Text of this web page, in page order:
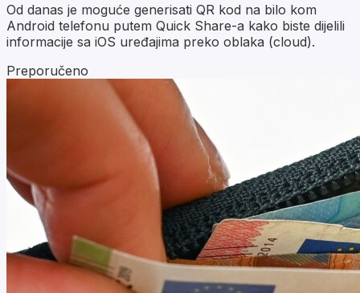
Od danas je moguće generisati QR kod na bilo kom
Android telefonu putem Quick Share-a kako biste dijelili
informacije sa iOS uređajima preko oblaka (cloud).
Preporučeno